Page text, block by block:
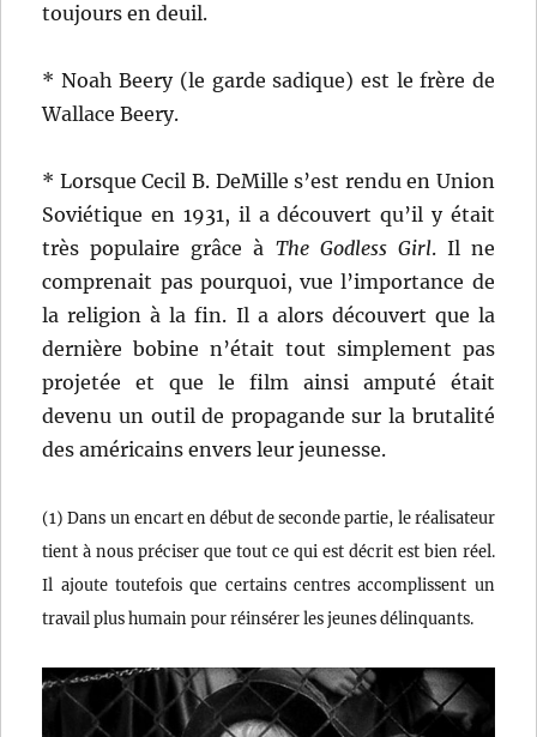
toujours en deuil.
* Noah Beery (le garde sadique) est le frère de
Wallace Beery.
* Lorsque Cecil B. DeMille s’est rendu en Union
Soviétique en 1931, il a découvert qu’il y était
très populaire grâce à The Godless Girl. Il ne
comprenait pas pourquoi, vue l’importance de
la religion à la fin. Il a alors découvert que la
dernière bobine n’était tout simplement pas
projetée et que le film ainsi amputé était
devenu un outil de propagande sur la brutalité
des américains envers leur jeunesse.
(1) Dans un encart en début de seconde partie, le réalisateur
tient à nous préciser que tout ce qui est décrit est bien réel.
Il ajoute toutefois que certains centres accomplissent un
travail plus humain pour réinsérer les jeunes délinquants.